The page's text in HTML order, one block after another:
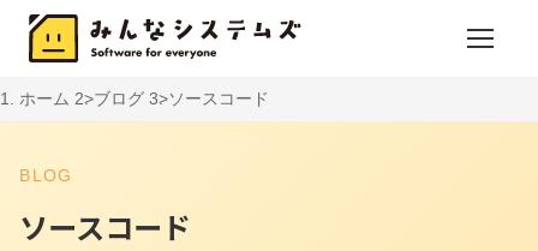
ホーム ブログ ソースコード
BLOG
ソースコード